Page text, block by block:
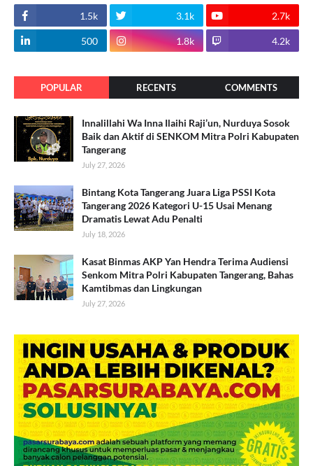
1.5k 3.1k 2.7k
500 1.8k 4.2k
POPULAR RECENTS COMMENTS
Innalillahi Wa Inna Ilaihi Raji’un, Nurduya Sosok
Baik dan Aktif di SENKOM Mitra Polri Kabupaten
Tangerang
July 27, 2026
Bintang Kota Tangerang Juara Liga PSSI Kota
Tangerang 2026 Kategori U-15 Usai Menang
Dramatis Lewat Adu Penalti
July 18, 2026
Kasat Binmas AKP Yan Hendra Terima Audiensi
Senkom Mitra Polri Kabupaten Tangerang, Bahas
Kamtibmas dan Lingkungan
July 27, 2026